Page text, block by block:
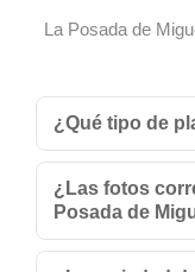
La Posada de
¿Qué tipo de
¿Las fotos
Posada de